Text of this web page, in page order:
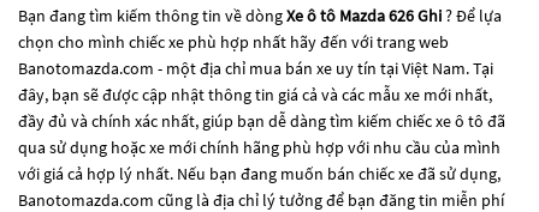
Bạn đang tìm kiếm thông tin về dòngXe ô tô Mazda 626 Ghi? Để lựa
chọn cho mình chiếc xe phù hợp nhất hãy đến với trang web
Banotomazda.com - một địa chỉ mua bán xe uy tín tại Việt Nam. Tại
đây, bạn sẽ được cập nhật thông tin giá cả và các mẫu xe mới nhất,
đầy đủ và chính xác nhất, giúp bạn dễ dàng tìm kiếm chiếc xe ô tô đã
qua sử dụng hoặc xe mới chính hãng phù hợp với nhu cầu của mình
với giá cả hợp lý nhất. Nếu bạn đang muốn bán chiếc xe đã sử dụng,
Banotomazda.com cũng là địa chỉ lý tưởng để bạn đăng tin miễn phí